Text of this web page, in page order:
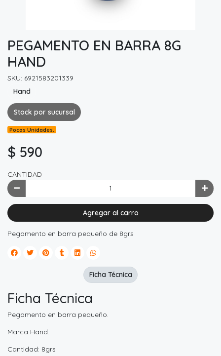
PEGAMENTO EN BARRA 8G
HAND
SKU: 6921583201339
Hand
Stock por sucursal
Pocas Unidades.
$ 590
CANTIDAD
Agregar al carro
Pegamento en barra pequeño de 8grs
Ficha Técnica
Pegamento en barra pequeño.
Marca Hand.
Cantidad: 8grs
Ficha Técnica